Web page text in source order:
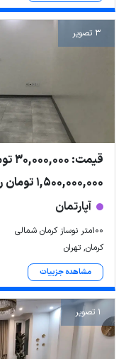
3 تصویر
قیمت: 30,000,000 تومان اجاره
1,500,000,000 تومان رهن
آپارتمان
۱۰۰متر نوساز کرمان شمالی
کرمان, تهران
مشاهده جزییات
1 تصویر